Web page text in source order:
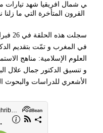
ي شمال افريقيا شهد تيارات
القرون
المتأخرة التي ما زلنا
في المغرب و تمّت بتقديم
العلوم الإسلامية: مناهج
و تنسيق الدكتور جمال علال
الأشعري للدراسات والبحوث